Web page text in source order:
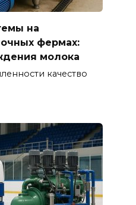
на
фермах:
молока
качество